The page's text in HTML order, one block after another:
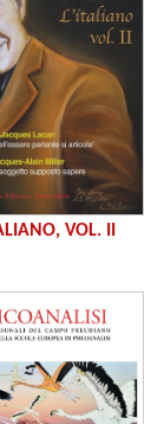
VOL. II